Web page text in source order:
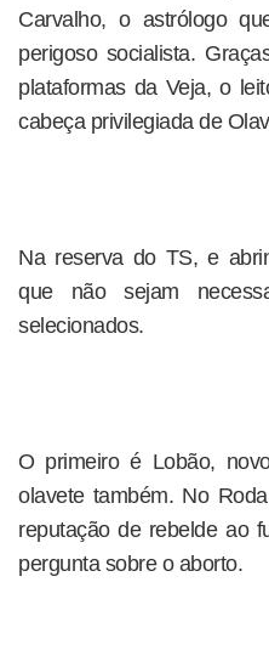
Carvalho, o astrólogo
perigoso socialista.
plataformas da Veja, o
cabeça privilegiada de
Na reserva do TS, e
que não sejam
selecionados.
O primeiro é Lobão,
olavete também. No
reputação de rebelde ao
pergunta sobre o aborto.